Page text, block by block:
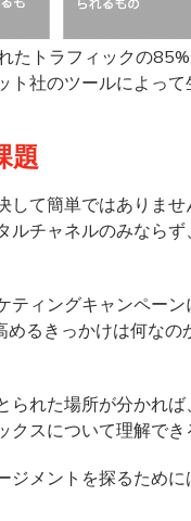
たトラフィックの
社のツールによっ
題
て簡単ではありま
チャネルのみなら
ィングキャンペー
るきっかけは何な
れた場所が分かれ
スについて理解でき
メントを探るため